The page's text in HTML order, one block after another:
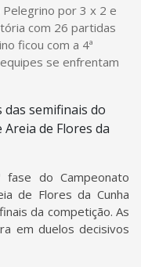
Pelegrino por 3 x 2 e
com 26 partidas
ficou com a 4ª
se enfrentam
do Campeonato
de Flores da Cunha
da competição. As
em duelos decisivos